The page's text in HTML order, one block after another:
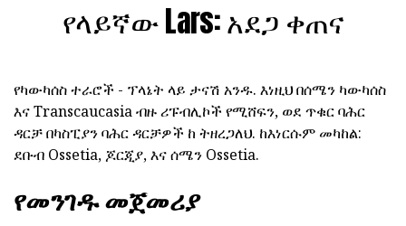
የላይኛው Lars: አደጋ ቀጠና
የካውካሰስ ተራሮች - ፕላኔት ላይ ታናሽ አንዱ. እነዚህ በሰሜን ካውካሰስ
እና Transcaucasia ብዙ ሪፑብሊኮች የሚሸፍን, ወደ ጥቁር ባሕር
ዳርቻ በካስፒያን ባሕር ዳርቻዎች ከ ትዘረጋለህ. ከእነርሱም መካከል:
ደቡብ Ossetia, ጆርጂያ, እና ሰሜን Ossetia.
የመንገዱ መጀመሪያ